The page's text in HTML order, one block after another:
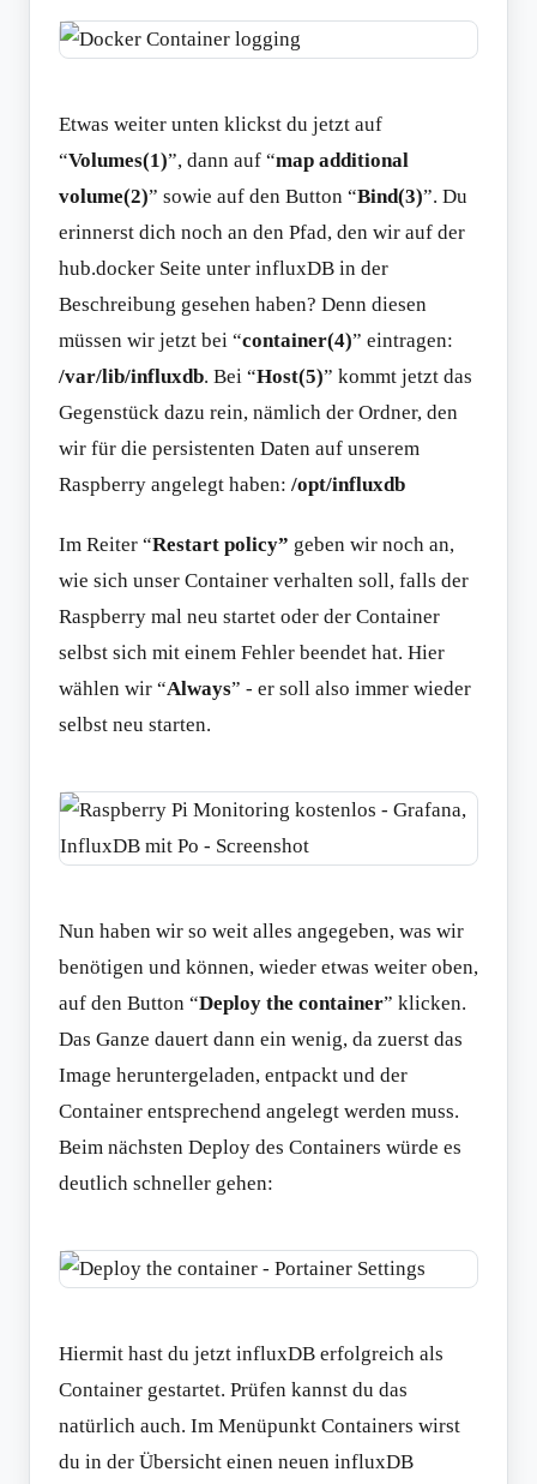
Etwas weiter unten klickst du jetzt auf
“Volumes(1)”, dann auf “map additional
volume(2)” sowie auf den Button “Bind(3)”. Du
erinnerst dich noch an den Pfad, den wir auf der
hub.docker Seite unter influxDB in der
Beschreibung gesehen haben? Denn diesen
müssen wir jetzt bei “container(4)” eintragen:
/var/lib/influxdb. Bei “Host(5)” kommt jetzt das
Gegenstück dazu rein, nämlich der Ordner, den
wir für die persistenten Daten auf unserem
Raspberry angelegt haben: /opt/influxdb
Im Reiter “Restart policy” geben wir noch an,
wie sich unser Container verhalten soll, falls der
Raspberry mal neu startet oder der Container
selbst sich mit einem Fehler beendet hat. Hier
wählen wir “Always” - er soll also immer wieder
selbst neu starten.
Nun haben wir so weit alles angegeben, was wir
benötigen und können, wieder etwas weiter oben,
auf den Button “Deploy the container” klicken.
Das Ganze dauert dann ein wenig, da zuerst das
Image heruntergeladen, entpackt und der
Container entsprechend angelegt werden muss.
Beim nächsten Deploy des Containers würde es
deutlich schneller gehen:
Hiermit hast du jetzt influxDB erfolgreich als
Container gestartet. Prüfen kannst du das
natürlich auch. Im Menüpunkt Containers wirst
du in der Übersicht einen neuen influxDB